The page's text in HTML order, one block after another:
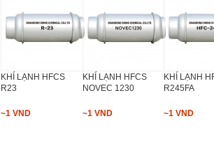
KHÍ LẠNH HFCS
R23
~1 VND
KHÍ LẠNH HFCS
NOVEC 1230
~1 VND
KHÍ LẠNH
R245FA
~1 VND